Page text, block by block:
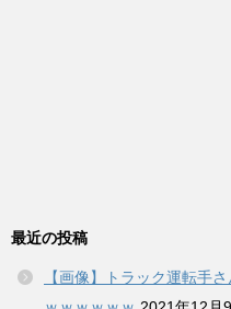
最近の投稿
【画像】トラック運転手